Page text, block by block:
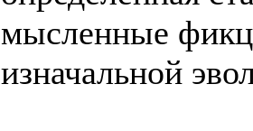
мысленные
изначальной